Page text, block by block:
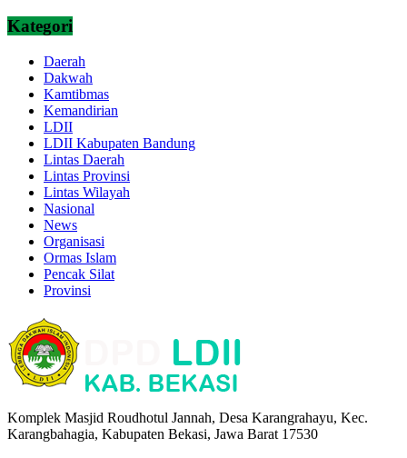
Kategori
Daerah
Dakwah
Kamtibmas
Kemandirian
LDII
LDII Kabupaten Bandung
Lintas Daerah
Lintas Provinsi
Lintas Wilayah
Nasional
News
Organisasi
Ormas Islam
Pencak Silat
Provinsi
Komplek Masjid Roudhotul Jannah, Desa Karangrahayu, Kec.
Karangbahagia, Kabupaten Bekasi, Jawa Barat 17530